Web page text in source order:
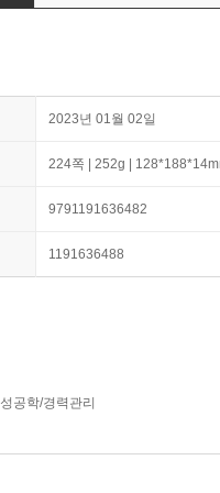
2023년 01월 02일
224쪽 | 252g |
9791191636482
1191636488
성공학/경력관리